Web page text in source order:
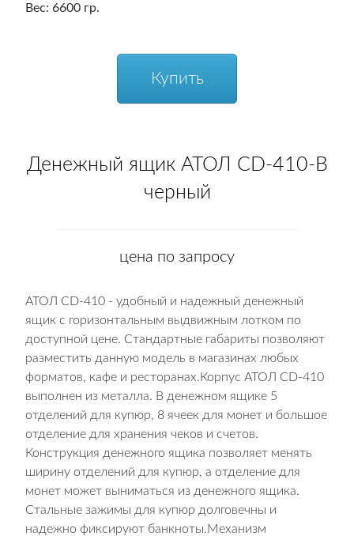
Вес: 6600 гр.
Купить
Денежный ящик АТОЛ CD-410-B
черный
цена по запросу
АТОЛ CD-410 - удобный и надежный денежный
ящик с горизонтальным выдвижным лотком по
доступной цене. Стандартные габариты позволяют
разместить данную модель в магазинах любых
форматов, кафе и ресторанах.Корпус АТОЛ CD-410
выполнен из металла. В денежном ящике 5
отделений для купюр, 8 ячеек для монет и большое
отделение для хранения чеков и счетов.
Конструкция денежного ящика позволяет менять
ширину отделений для купюр, а отделение для
монет может выниматься из денежного ящика.
Стальные зажимы для купюр долговечны и
надежно фиксируют банкноты.Механизм